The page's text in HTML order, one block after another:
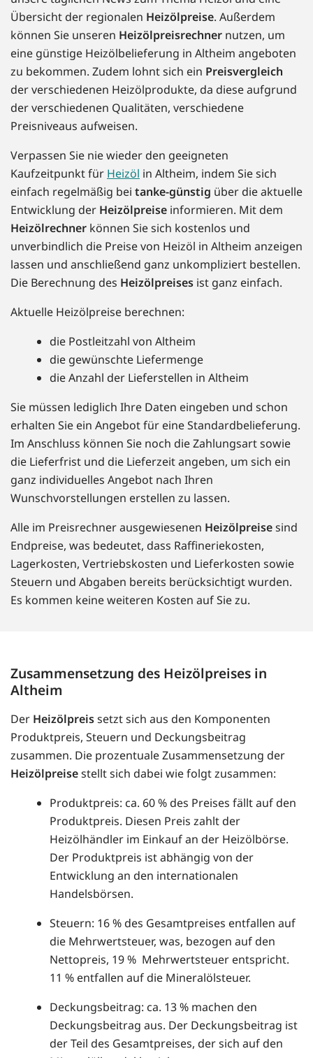
Übersicht der regionalen Heizölpreise. Außerdem
können Sie unseren Heizölpreisrechner nutzen, um
eine günstige Heizölbelieferung in Altheim angeboten
zu bekommen. Zudem lohnt sich ein Preisvergleich
der verschiedenen Heizölprodukte, da diese aufgrund
der verschiedenen Qualitäten, verschiedene
Preisniveaus aufweisen.
Verpassen Sie nie wieder den geeigneten
Kaufzeitpunkt für Heizöl in Altheim, indem Sie sich
einfach regelmäßig bei tanke-günstig über die aktuelle
Entwicklung der Heizölpreise informieren. Mit dem
Heizölrechner können Sie sich kostenlos und
unverbindlich die Preise von Heizöl in Altheim anzeigen
lassen und anschließend ganz unkompliziert bestellen.
Die Berechnung des Heizölpreises ist ganz einfach.
Aktuelle Heizölpreise berechnen:
die Postleitzahl von Altheim
die gewünschte Liefermenge
die Anzahl der Lieferstellen in Altheim
Sie müssen lediglich Ihre Daten eingeben und schon
erhalten Sie ein Angebot für eine Standardbelieferung.
Im Anschluss können Sie noch die Zahlungsart sowie
die Lieferfrist und die Lieferzeit angeben, um sich ein
ganz individuelles Angebot nach Ihren
Wunschvorstellungen erstellen zu lassen.
Alle im Preisrechner ausgewiesenen Heizölpreisesind
Endpreise, was bedeutet, dass Raffineriekosten,
Lagerkosten, Vertriebskosten und Lieferkosten sowie
Steuern und Abgaben bereits berücksichtigt wurden.
Es kommen keine weiteren Kosten auf Sie zu.
Zusammensetzung des Heizölpreises in
Altheim
Der Heizölpreissetzt sich aus den Komponenten
Produktpreis, Steuern und Deckungsbeitrag
zusammen. Die prozentuale Zusammensetzung der
Heizölpreisestellt sich dabei wie folgt zusammen:
Produktpreis: ca. 60 % des Preises fällt auf den
Produktpreis. Diesen Preis zahlt der
Heizölhändler im Einkauf an der Heizölbörse.
Der Produktpreis ist abhängig von der
Entwicklung an den internationalen
Handelsbörsen.
Steuern: 16 % des Gesamtpreises entfallen auf
die Mehrwertsteuer, was, bezogen auf den
Nettopreis, 19 % Mehrwertsteuer entspricht.
11 % entfallen auf die Mineralölsteuer.
Deckungsbeitrag: ca. 13 % machen den
Deckungsbeitrag aus. Der Deckungsbeitrag ist
der Teil des Gesamtpreises, der sich auf den